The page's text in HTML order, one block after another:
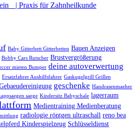
| Praxis für Zahnheilkunde
Baby Gitterbett Gitterbetten Bauen Anzeigen
Bobby Cars Rutscher Brustvergrößerung
mieten Bumper deine autoverwertung
Ersatzfahrer Aushilfsfahrer Gaskugelgrill Grillen
geschenke Handrasenmaeher
saege Kindersitz Babyschale lagerraum
Medientraining Medienberatung
radiologie röntgen ultraschall reno bea
Kinderspielzeug Schlüsseldienst